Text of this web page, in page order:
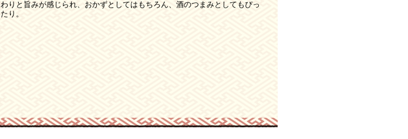
わりと旨みが感じられ、おかずとしてはもちろん、酒のつまみとしてもぴっ
たり。